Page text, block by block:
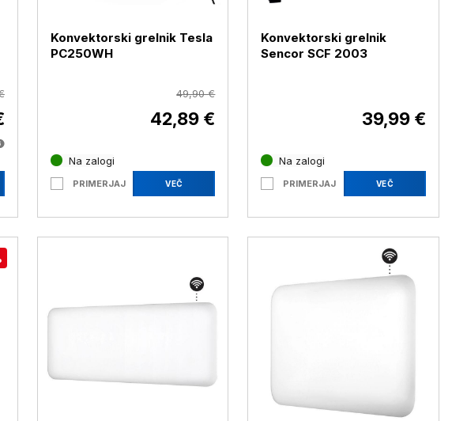
Konvektorski grelnik Tesla
PC250WH
49,90 €
42,89 €
Na zalogi
PRIMERJAJ VEČ
Konvektorski grelnik
Sencor SCF 2003
39,99 €
Na zalogi
PRIMERJAJ VEČ